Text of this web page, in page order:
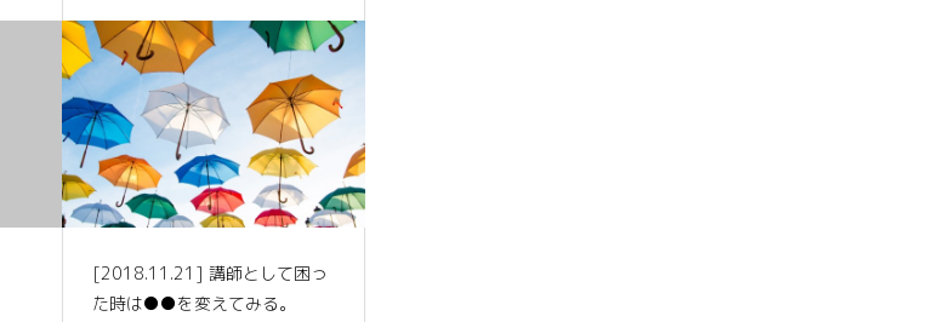
[2018.11.21] 講師として困っ
た時は●●を変えてみる。